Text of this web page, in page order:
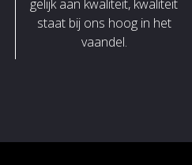
gelijk aan kwaliteit, kwaliteit
staat bij ons hoog in het
vaandel.